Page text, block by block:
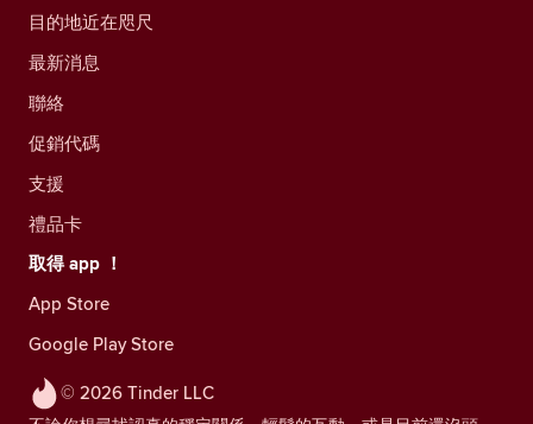
© 2026 Tinder LLC
目的地近在咫尺
最新消息
聯絡
促銷代碼
支援
禮品卡
取得 app ！
App Store
Google Play Store